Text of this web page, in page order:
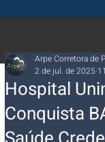
Hospital
Conquista
Arpe Corretora de
2 de jul. de 2025